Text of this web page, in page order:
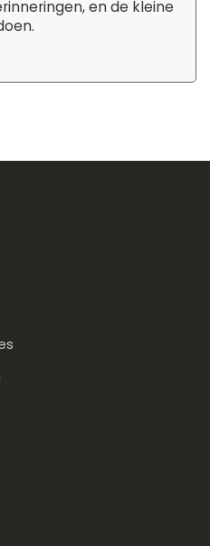
en de kleine